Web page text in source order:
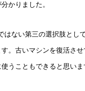
かりました。
はない第三の選択肢とし
。古いマシンを復活さ
うこともできると思いま